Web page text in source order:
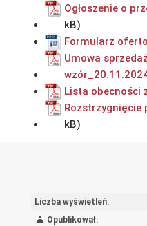
Ogłoszenie o
Formularz
Umowa
Lista obecności
Rozstrzygnięcie
Liczba wyświetleń:
Opublikował: